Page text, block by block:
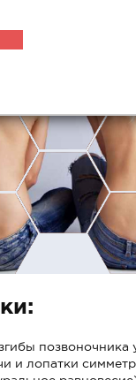
позвоночника
и лопатки